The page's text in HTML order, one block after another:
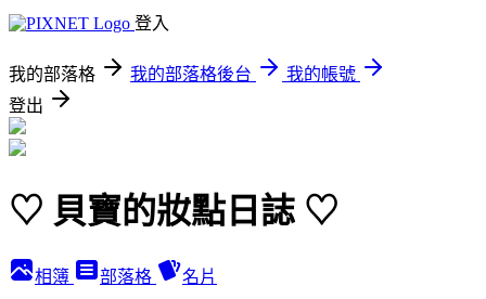
登入
我的部落格 我的部落格後台
我的帳號
登出
♡ 貝寶的妝點日誌 ♡
相簿 部落格 名片